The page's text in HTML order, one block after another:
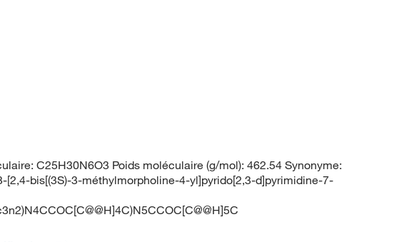
C25H30N6O3 Poids moléculaire (g/mol): 462.54 Synonyme:
[2,4-bis[(3S)-3-méthylmorpholine-4-yl]pyrido[2,3-d]pyrimidine-7-